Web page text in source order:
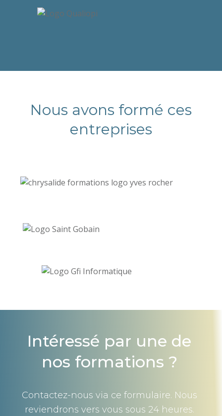
Nous avons formé ces
entreprises
Intéressé par une de
nos formations ?
Contactez-nous via ce formulaire. Nous
reviendrons vers vous sous 24 heures.